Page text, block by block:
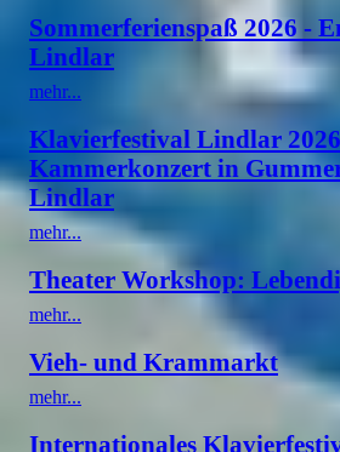
Sommerferienspaß 2026 -
Lindlar
mehr...
Klavierfestival Lindlar
Kammerkonzert in
Lindlar
mehr...
Theater Workshop:
mehr...
Vieh- und Krammarkt
mehr...
Internationales